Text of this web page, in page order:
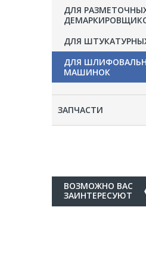
ДЛЯ
ДЛЯ
ДЛЯ
МАШИНОК
ЗАПЧАСТИ
ВОЗМОЖНО ВАС
ЗАИНТЕРЕСУЮТ